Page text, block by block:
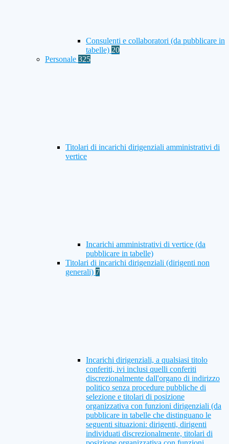
Consulenti e collaboratori (da pubblicare in
tabelle) 20
Personale 325
Titolari di incarichi dirigenziali amministrativi di
vertice
Incarichi amministrativi di vertice (da
pubblicare in tabelle)
Titolari di incarichi dirigenziali (dirigenti non
generali) 7
Incarichi dirigenziali, a qualsiasi titolo
conferiti, ivi inclusi quelli conferiti
discrezionalmente dall'organo di indirizzo
politico senza procedure pubbliche di
selezione e titolari di posizione
organizzativa con funzioni dirigenziali (da
pubblicare in tabelle che distinguano le
seguenti situazioni: dirigenti, dirigenti
individuati discrezionalmente, titolari di